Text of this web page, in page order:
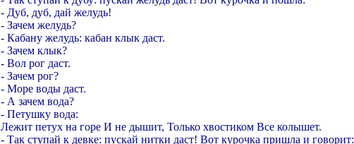
- Дуб, дуб, дай желудь!
- Зачем желудь?
- Кабану желудь: кабан клык даст.
- Зачем клык?
- Вол рог даст.
- Зачем рог?
- Море воды даст.
- А зачем вода?
- Петушку вода:
Лежит петух на горе И не дышит, Только хвостиком Все колышет.
- Так ступай к девке: пускай нитки даст! Вот курочка пришла и говорит: